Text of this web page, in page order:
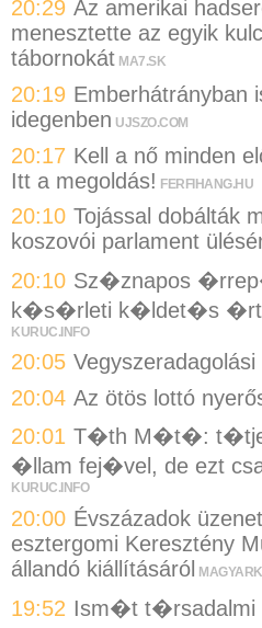
20:29 Az amerikai
menesztette az egyik
tábornokát MA7.SK
20:19 Emberhátrányban
idegenben UJSZO.COM
20:17 Kell a nő minden
Itt a megoldás! FERFIHANG.HU
20:10 Tojással dobálták
koszovói parlament
20:10 Sz�znapos
k�s�rleti k�ldet�s �rt
KURUC.INFO
20:05
20:04 Az ötös lottó
20:01 T�th M�t�:
�llam fej�vel, de ezt
KURUC.INFO
20:00 Évszázadok
esztergomi Keresztény
állandó kiállításáról
19:52 Ism�t